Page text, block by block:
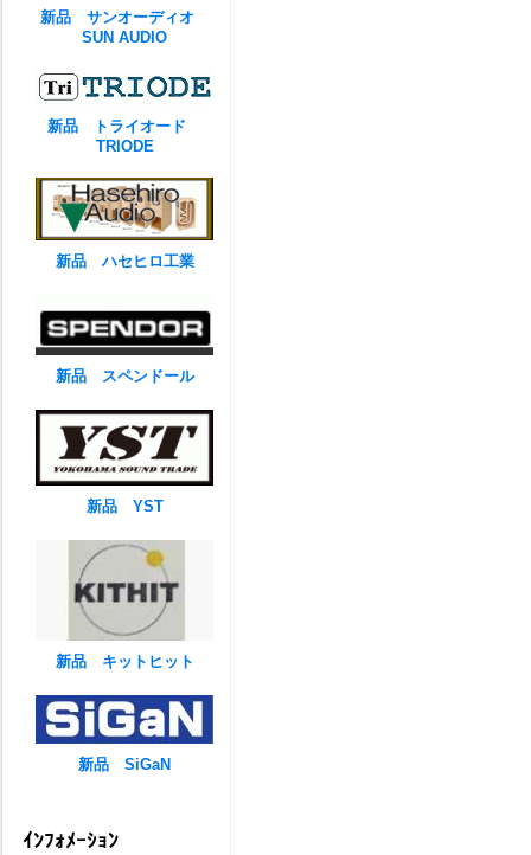
新品 サンオーディオ
SUN AUDIO
新品 トライオード
TRIODE
新品 ハセヒロ工業
新品 スペンドール
新品 YST
新品 キットヒット
新品 SiGaN
ｲﾝﾌｫﾒｰｼｮﾝ